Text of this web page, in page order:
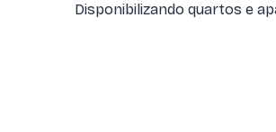
Disponibilizando quartos e